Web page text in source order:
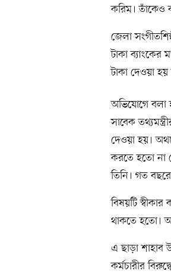
করিম। তাঁকেও
জেলা
টাকা ব্যাংকের
টাকা দেওয়া
অভিযোগে বলা
সাবেক
দেওয়া হয়।
করতে হতো না
তিনি। গত
বিষয়টি
থাকতে হতো।
এ ছাড়া শাহাব
কর্মচারীর